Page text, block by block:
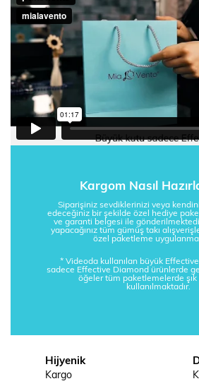
Kargom Nasıl
Siparişiniz sevdiklerinizi veya
edeceğiniz bir şekilde özel hediye
ve garanti belgesi ile
yapacağınız tüm gümüş takı
özel paketleme
* Videoda kullanılan büyük
sadece Effective Diamond ürünlerde
öğeler tüm paketlemelerde şık
kullanılmaktadır.
Hijyenik
Kargo